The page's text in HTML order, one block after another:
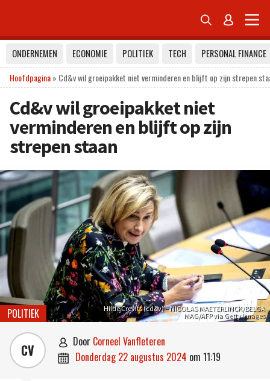
 
ONDERNEMEN ECONOMIE POLITIEK TECH
PERSONAL FINANCE
Hoofdpagina» Cd&v wil groeipakket niet verminderen en blijft op zijn strepen
Cd&v wil groeipakket niet
verminderen en blijft op zijn
strepen staan
Hilde Crevits (cd&v) – NICOLAS MAETERLINCK/BELGA
MAG/AFP via Getty Images
POLITIEK
CV  door Corneel Vanfleteren
 donderdag 22 augustus 2024 om 11:19